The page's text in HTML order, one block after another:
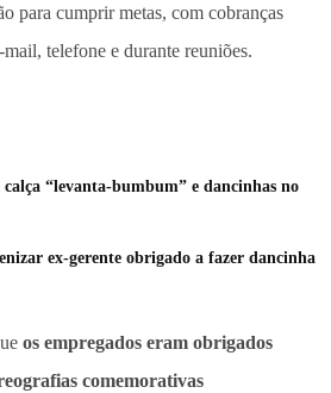
para cumprir metas, com cobranças
telefone e durante reuniões.
“levanta-bumbum” e dancinhas no
ex-gerente obrigado a fazer dancinha
os empregados eram obrigados
comemorativas